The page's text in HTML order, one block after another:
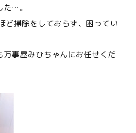
た…。
ど掃除をしておらず、困ってい
万事屋みひちゃんにお任せくだ